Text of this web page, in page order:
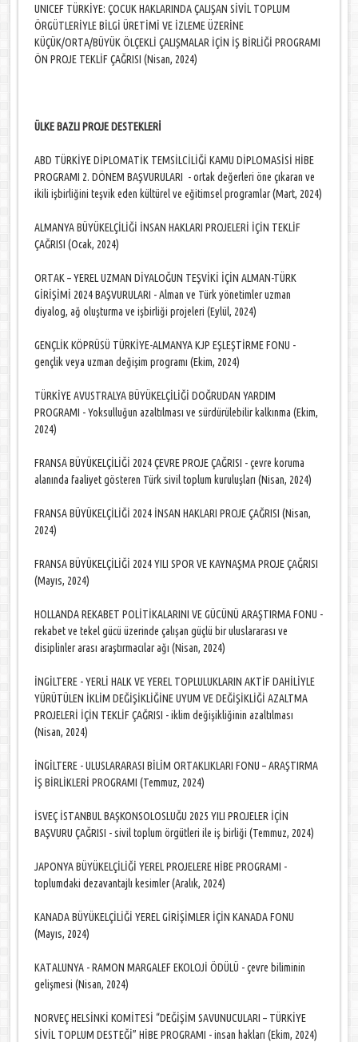
UNICEF TÜRKİYE: ÇOCUK HAKLARINDA ÇALIŞAN SİVİL TOPLUM
ÖRGÜTLERİYLE BİLGİ ÜRETİMİ VE İZLEME ÜZERİNE
KÜÇÜK/ORTA/BÜYÜK ÖLÇEKLİ ÇALIŞMALAR İÇİN İŞ BİRLİĞİ PROGRAMI
ÖN PROJE TEKLİF ÇAĞRISI (Nisan, 2024)
ÜLKE BAZLI PROJE DESTEKLERİ
ABD TÜRKİYE DİPLOMATİK TEMSİLCİLİĞİ KAMU DİPLOMASİSİ HİBE
PROGRAMI 2. DÖNEM BAŞVURULARI - ortak değerleri öne çıkaran ve
ikili işbirliğini teşvik eden kültürel ve eğitimsel programlar (Mart, 2024)
ALMANYA BÜYÜKELÇİLİĞİ İNSAN HAKLARI PROJELERİ İÇİN TEKLİF
ÇAĞRISI (Ocak, 2024)
ORTAK – YEREL UZMAN DİYALOĞUN TEŞVİKİ İÇİN ALMAN-TÜRK
GİRİŞİMİ 2024 BAŞVURULARI - Alman ve Türk yönetimler uzman
diyalog, ağ oluşturma ve işbirliği projeleri (Eylül, 2024)
GENÇLİK KÖPRÜSÜ TÜRKİYE-ALMANYA KJP EŞLEŞTİRME FONU -
gençlik veya uzman değişim programı (Ekim, 2024)
TÜRKİYE AVUSTRALYA BÜYÜKELÇİLİĞİ DOĞRUDAN YARDIM
PROGRAMI - Yoksulluğun azaltılması ve sürdürülebilir kalkınma (Ekim,
2024)
FRANSA BÜYÜKELÇİLİĞİ 2024 ÇEVRE PROJE ÇAĞRISI - çevre koruma
alanında faaliyet gösteren Türk sivil toplum kuruluşları (Nisan, 2024)
FRANSA BÜYÜKELÇİLİĞİ 2024 İNSAN HAKLARI PROJE ÇAĞRISI (Nisan,
2024)
FRANSA BÜYÜKELÇİLİĞİ 2024 YILI SPOR VE KAYNAŞMA PROJE ÇAĞRISI
(Mayıs, 2024)
HOLLANDA REKABET POLİTİKALARINI VE GÜCÜNÜ ARAŞTIRMA FONU -
rekabet ve tekel gücü üzerinde çalışan güçlü bir uluslararası ve
disiplinler arası araştırmacılar ağı (Nisan, 2024)
İNGİLTERE - YERLİ HALK VE YEREL TOPLULUKLARIN AKTİF DAHİLİYLE
YÜRÜTÜLEN İKLİM DEĞİŞİKLİĞİNE UYUM VE DEĞİŞİKLİĞİ AZALTMA
PROJELERİ İÇİN TEKLİF ÇAĞRISI - iklim değişikliğinin azaltılması
(Nisan, 2024)
İNGİLTERE - ULUSLARARASI BİLİM ORTAKLIKLARI FONU – ARAŞTIRMA
İŞ BİRLİKLERİ PROGRAMI (Temmuz, 2024)
İSVEÇ İSTANBUL BAŞKONSOLOSLUĞU 2025 YILI PROJELER İÇİN
BAŞVURU ÇAĞRISI - sivil toplum örgütleri ile iş birliği (Temmuz, 2024)
JAPONYA BÜYÜKELÇİLİĞİ YEREL PROJELERE HİBE PROGRAMI -
toplumdaki dezavantajlı kesimler (Aralık, 2024)
KANADA BÜYÜKELÇİLİĞİ YEREL GİRİŞİMLER İÇİN KANADA FONU
(Mayıs, 2024)
KATALUNYA - RAMON MARGALEF EKOLOJİ ÖDÜLÜ - çevre biliminin
gelişmesi (Nisan, 2024)
NORVEÇ HELSİNKİ KOMİTESİ “DEĞİŞİM SAVUNUCULARI – TÜRKİYE
SİVİL TOPLUM DESTEĞİ” HİBE PROGRAMI - insan hakları (Ekim, 2024)